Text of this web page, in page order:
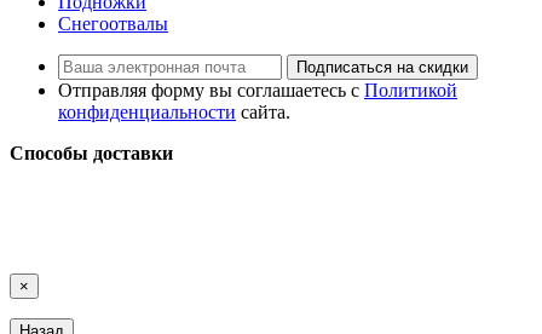
Снегоотвалы
Подписаться на скидки
Отправляя форму вы соглашаетесь с Политикой
конфиденциальности сайта.
Способы доставки
×